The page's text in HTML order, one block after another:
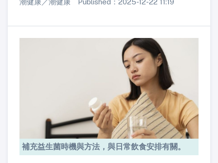
潮健康／潮健康 Published：2025-12-22 11:19
補充益生菌時機與方法，與日常飲食安排有關。